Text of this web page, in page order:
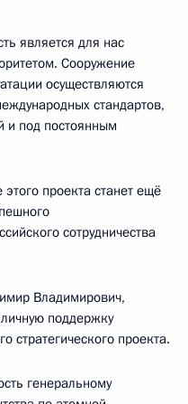
является для нас
Сооружение
осуществляются
стандартов,
и под постоянным
проекта станет ещё
сотрудничества
Владимирович,
поддержку
стратегического проекта.
генеральному